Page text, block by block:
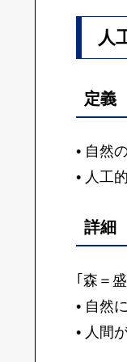
人
定義
• 自然
• 人工
詳細
｢森＝
• 自然
• 人間